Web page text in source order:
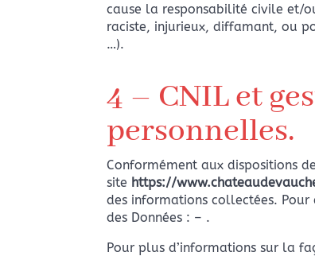
cause la responsabilité civile et/
raciste, injurieux, diffamant, ou
…).
4 – CNIL et
personnelles.
Conformément aux dispositions de
site https://
des informations collectées.
des Données : – .
Pour plus d’informations sur la